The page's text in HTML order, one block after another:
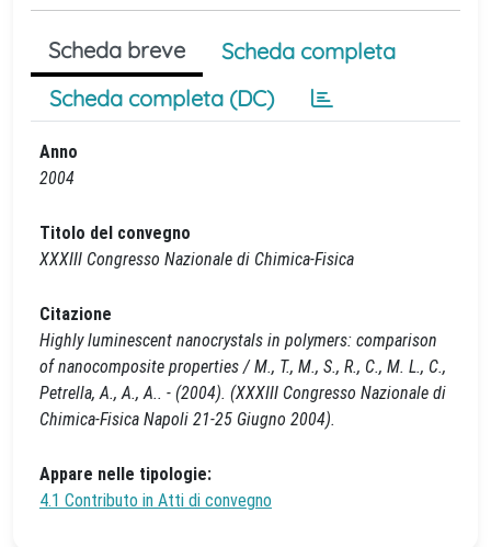
Scheda breve
Scheda completa
Scheda completa (DC)
Anno
2004
Titolo del convegno
XXXIII Congresso Nazionale di Chimica-Fisica
Citazione
Highly luminescent nanocrystals in polymers: comparison
of nanocomposite properties / M., T., M., S., R., C., M. L., C.,
Petrella, A., A., A.. - (2004). (XXXIII Congresso Nazionale di
Chimica-Fisica Napoli 21-25 Giugno 2004).
Appare nelle tipologie:
4.1 Contributo in Atti di convegno